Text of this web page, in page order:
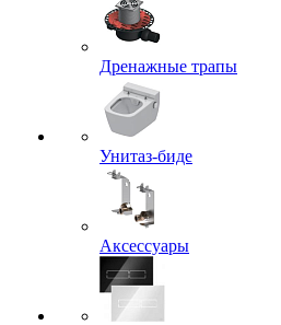
Дренажные трапы
Унитаз-биде
Аксессуары